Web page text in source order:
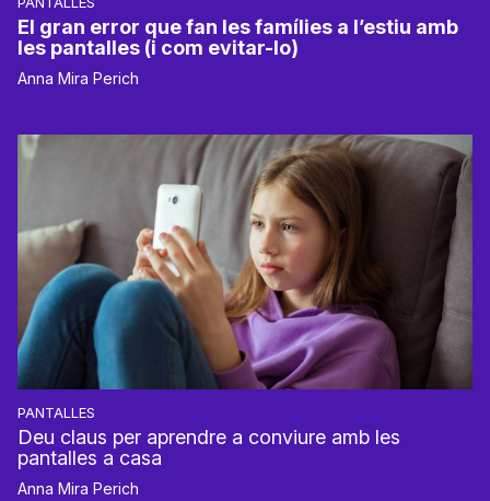
El gran error que fan les famílies a l’estiu amb
les pantalles (i com evitar-lo)
Anna Mira Perich
PANTALLES
Deu claus per aprendre a conviure amb les
pantalles a casa
Anna Mira Perich